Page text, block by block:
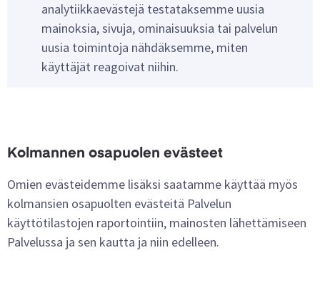
analytiikkaevästejä testataksemme uusia
mainoksia, sivuja, ominaisuuksia tai palvelun
uusia toimintoja nähdäksemme, miten
käyttäjät reagoivat niihin.
Kolmannen osapuolen evästeet
Omien evästeidemme lisäksi saatamme käyttää myös
kolmansien osapuolten evästeitä Palvelun
käyttötilastojen raportointiin, mainosten lähettämiseen
Palvelussa ja sen kautta ja niin edelleen.